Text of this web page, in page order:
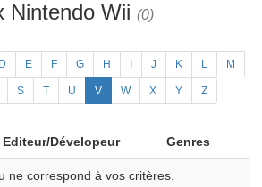
Nintendo Wii (0)
D E F G H J K L M
S T U V W X Y Z
Editeur/Dévelopeur Genres
ne correspond à vos critères.